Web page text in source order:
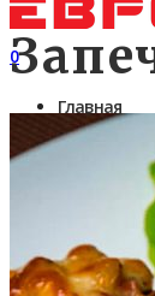
0
Главная
Фуршетное
Закуски